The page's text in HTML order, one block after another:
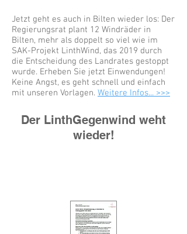
​​​​​​Jetzt geht es auch in Bilten wieder los: Der
Regierungsrat plant 12 Windräder in
Bilten, mehr als doppelt so viel wie im
SAK-Projekt LinthWind, das 2019 durch
die Entscheidung des Landrates gestoppt
wurde. Erheben Sie jetzt Einwendungen!
Keine Angst, es geht schnell und einfach
mit unseren Vorlagen. Weitere Infos... >>>
​Der LinthGegenwind weht
wieder!